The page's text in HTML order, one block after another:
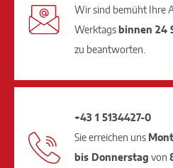
Wir sind bemüht Ihre
Werktagsbinnen 24
zu beantworten.
+43 1 5134427-0
Sie erreichen uns
bis Donnerstag von